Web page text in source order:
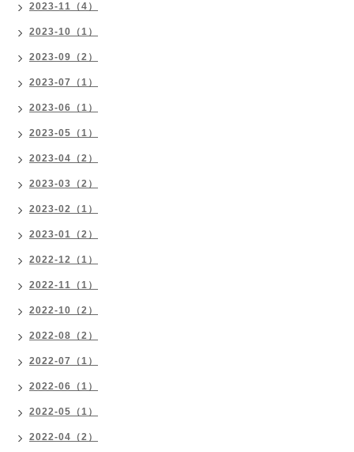
2023-11（4）
2023-10（1）
2023-09（2）
2023-07（1）
2023-06（1）
2023-05（1）
2023-04（2）
2023-03（2）
2023-02（1）
2023-01（2）
2022-12（1）
2022-11（1）
2022-10（2）
2022-08（2）
2022-07（1）
2022-06（1）
2022-05（1）
2022-04（2）